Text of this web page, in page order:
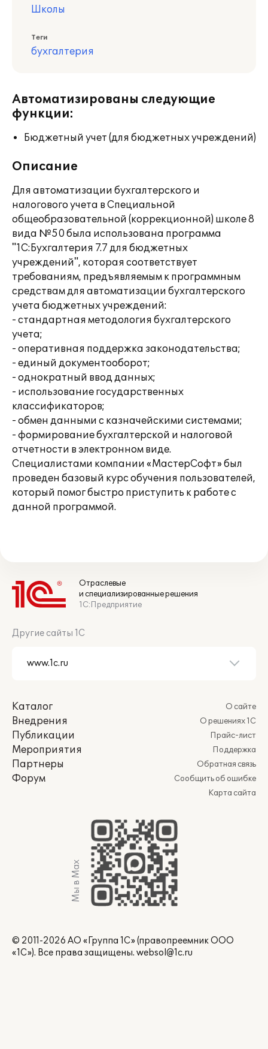
Школы
Теги
бухгалтерия
Автоматизированы следующие
функции:
Бюджетный учет (для бюджетных учреждений)
Описание
Для автоматизации бухгалтерского и
налогового учета в Специальной
общеобразовательной (коррекционной) школе 8
вида №50 была использована программа
"1С:Бухгалтерия 7.7 для бюджетных
учреждений", которая соответствует
требованиям, предъявляемым к программным
средствам для автоматизации бухгалтерского
учета бюджетных учреждений:
- стандартная методология бухгалтерского
учета;
- оперативная поддержка законодательства;
- единый документооборот;
- однократный ввод данных;
- использование государственных
классификаторов;
- обмен данными с казначейскими системами;
- формирование бухгалтерской и налоговой
отчетности в электронном виде.
Специалистами компании «МастерСофт» был
проведен базовый курс обучения пользователей,
который помог быстро приступить к работе с
данной программой.
Отраслевые
и специализированные решения
1С:Предприятие
Другие сайты 1С
Каталог
Внедрения
Публикации
Мероприятия
Партнеры
Форум
О сайте
О решениях 1С
Прайс-лист
Поддержка
Обратная связь
Сообщить об ошибке
Карта сайта
Мы в Max
© 2011-2026 АО «Группа 1С» (правопреемник ООО
«1С»). Все права защищены. websol@1c.ru